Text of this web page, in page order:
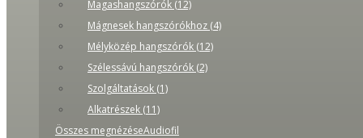
Magashangszórók (12)
Mágnesek hangszórókhoz (4)
Mélyközép hangszórók (12)
Szélessávú hangszórók (2)
Szolgáltatások (1)
Alkatrészek (11)
Összes megnézéseAudiofil